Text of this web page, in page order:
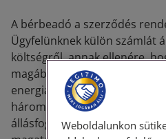
A bérbeadó a szerződés
Ügyfelünknek külön számlát
költségről, annak ellenére,
magában foglalja, illetve az
energiaárak emelkedésére
háromszorosára emelte.
állásfoglalással láttuk el a
Weboldalunkon